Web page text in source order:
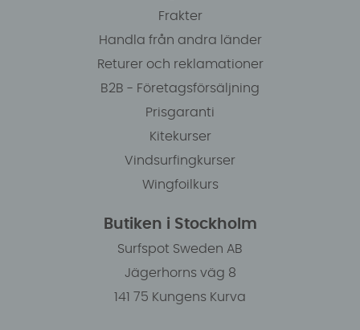
Frakter
Handla från andra länder
Returer och reklamationer
B2B - Företagsförsäljning
Prisgaranti
Kitekurser
Vindsurfingkurser
Wingfoilkurs
Butiken i Stockholm
Surfspot Sweden AB
Jägerhorns väg 8
141 75 Kungens Kurva